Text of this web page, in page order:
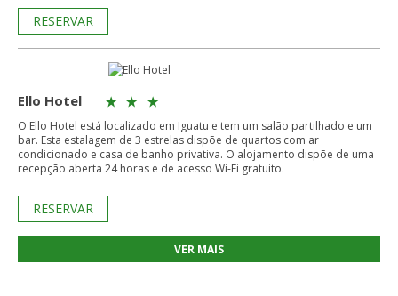
RESERVAR
Ello Hotel
O Ello Hotel está localizado em Iguatu e tem um salão partilhado e um
bar. Esta estalagem de 3 estrelas dispõe de quartos com ar
condicionado e casa de banho privativa. O alojamento dispõe de uma
recepção aberta 24 horas e de acesso Wi-Fi gratuito.
RESERVAR
VER MAIS